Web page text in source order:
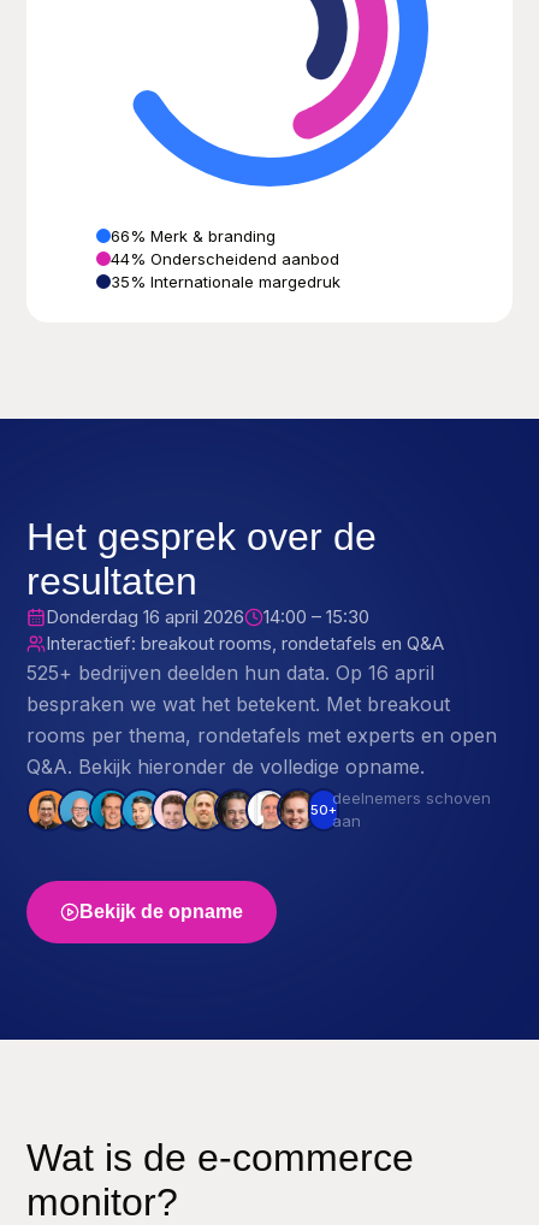
66% Merk & branding
44% Onderscheidend aanbod
35% Internationale margedruk
Het gesprek over de
resultaten
Donderdag 16 april 2026
14:00 – 15:30
Interactief: breakout rooms, rondetafels en Q&A
525+ bedrijven deelden hun data. Op 16 april
bespraken we wat het betekent. Met breakout
rooms per thema, rondetafels met experts en open
Q&A. Bekijk hieronder de volledige opname.
50+
deelnemers schoven
aan
Bekijk de opname
Wat is de e-commerce
monitor?